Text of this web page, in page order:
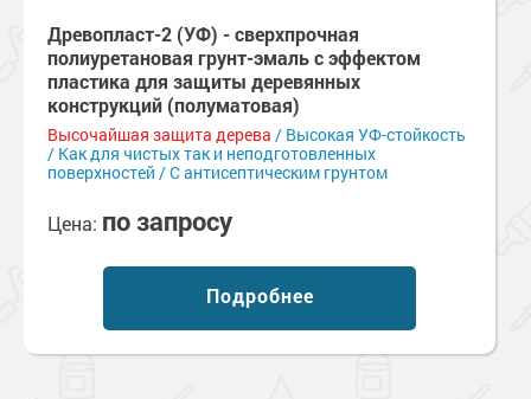
Древопласт-2 (УФ) - сверхпрочная
полиуретановая грунт-эмаль с эффектом
пластика для защиты деревянных
конструкций (полуматовая)
Высочайшая защита дерева / Высокая УФ-стойкость
/ Как для чистых так и неподготовленных
поверхностей / С антисептическим грунтом
Цена: по запросу
Подробнее